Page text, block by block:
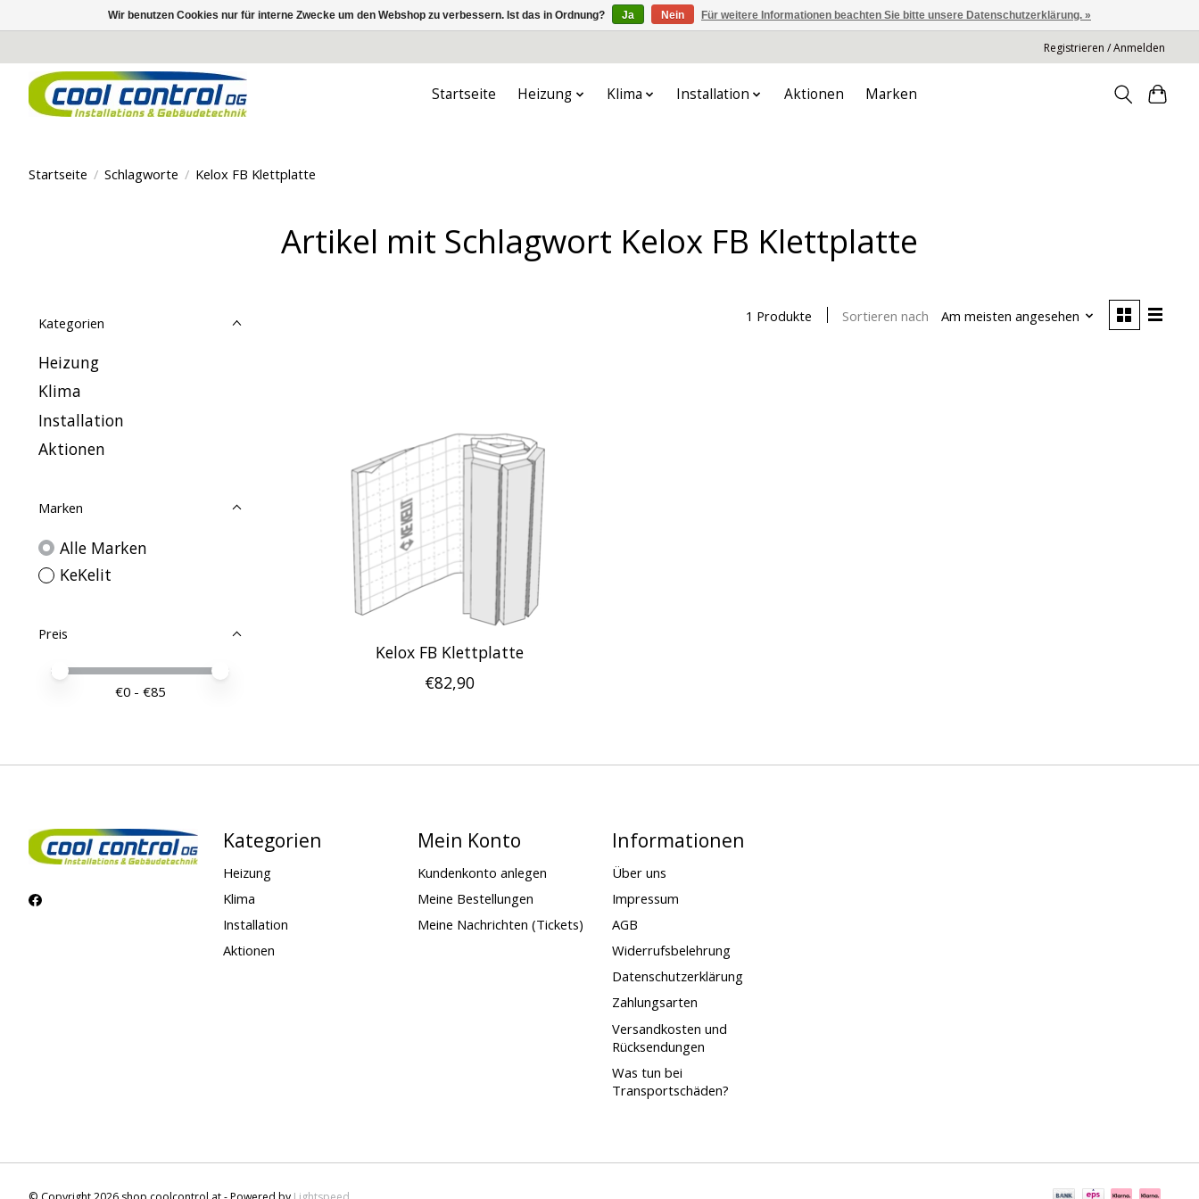
Registrieren / Anmelden
Startseite Heizung Klima Installation Aktionen Marken
Startseite / Schlagworte / Kelox FB Klettplatte
Artikel mit Schlagwort Kelox FB Klettplatte
Kategorien
Heizung
Klima
Installation
Aktionen
Marken
Alle Marken
KeKelit
Preis
Preis – Mindestwert
Price maximum value
€0 - €85
1 Produkte Sortieren nach Am meisten angesehen
Kelox FB Klettplatte
€82,90
Kategorien
Heizung
Klima
Installation
Aktionen
Mein Konto
Kundenkonto anlegen
Meine Bestellungen
Meine Nachrichten (Tickets)
Informationen
Über uns
Impressum
AGB
Widerrufsbelehrung
Datenschutzerklärung
Zahlungsarten
Versandkosten und
Rücksendungen
Was tun bei
Transportschäden?
Wir benutzen Cookies nur für interne Zwecke um den Webshop zu verbessern. Ist das in Ordnung? Ja Nein Für weitere Informationen beachten Sie bitte unsere Datenschutzerklärung. »